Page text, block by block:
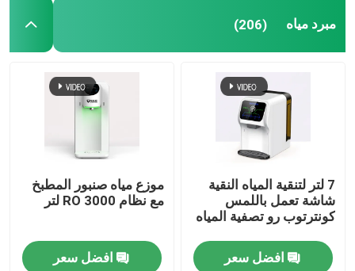
مبرد مياه (206)
7 لتر لتنقية المياه النقية
شاشة تعمل باللمس
كونترتوب رو تصفية المياه
افضل سعر
موزع مياه صنبور المطبخ
مع نظام RO 3000 لتر
افضل سعر